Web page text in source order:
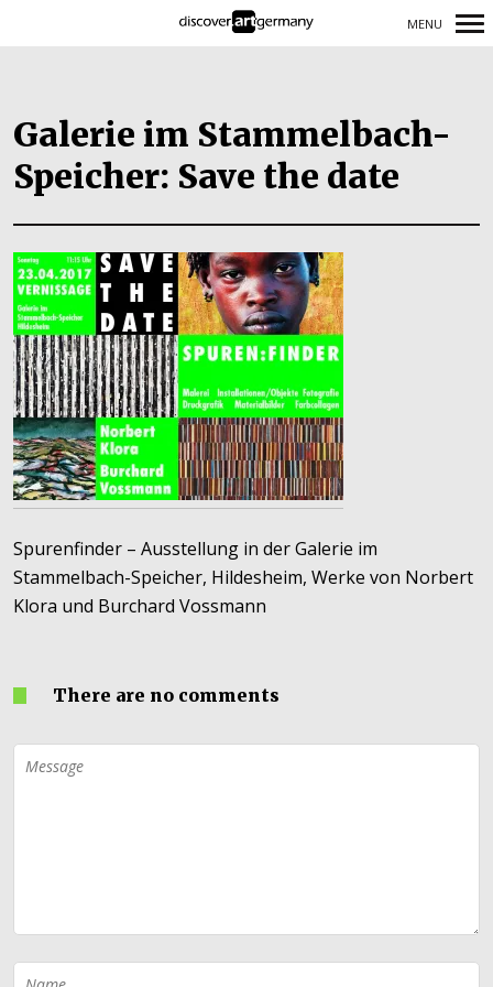
MENU
Galerie im Stammelbach-
Speicher: Save the date
Spurenfinder – Ausstellung in der Galerie im
Stammelbach-Speicher, Hildesheim, Werke von Norbert
Klora und Burchard Vossmann
There are no comments